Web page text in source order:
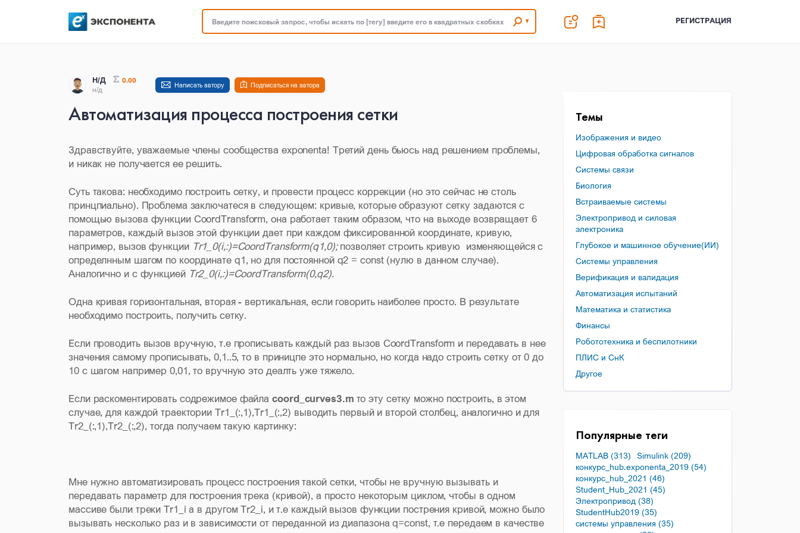
Введите поисковый запрос, чтобы искать по [тегу] введите его в квадратных скобках РЕГИСТРАЦИЯ
Н/Д
0.00
н/д
Написать автору Подписаться на автора
Автоматизация процесса построения сетки
Здравствуйте, уважаемые члены сообщества exponenta! Третий день бьюсь над решением проблемы,
и никак не получается ее решить.
Суть такова: необходимо построить сетку, и провести процесс коррекции (но это сейчас не столь
принцпиально). Проблема заключатеся в следующем: кривые, которые образуют сетку задаются с
помощью вызова функции CoordTransform, она работает таким образом, что на выходе возвращает 6
параметров, каждый вызов этой функции дает при каждом фиксированной координате, кривую,
например, вызов функции Tr1_0(i,:)=CoordTransform(q1,0);позволяет строить кривую изменяющейся с
определнным шагом по координате q1, но для постоянной q2 = const (нулю в данном случае).
Аналогично и с функцией Tr2_0(i,:)=CoordTransform(0,q2).
Одна кривая горизонтальная, вторая - вертикальная, если говорить наиболее просто. В результате
необходимо построить, получить сетку.
Если проводить вызов вручную, т.е прописывать каждый раз вызов CoordTransform и передавать в нее
значения самому прописывать, 0,1..5, то в приницпе это нормально, но когда надо строить сетку от 0 до
10 с шагом например 0,01, то вручную это деалть уже тяжело.
Если раскоментировать содрежимое файлаcoord_curves3.m то эту сетку можно построить, в этом
случае, для каждой траектории Tr1_(:,1),Tr1_(:,2) выводить первый и второй столбец, аналогично и для
Tr2_(:,1),Tr2_(:,2), тогда получаем такую картинку:
Мне нужно автоматизировать процесс построения такой сетки, чтобы не вручную вызывать и
передавать параметр для построения трека (кривой), а просто некоторым циклом, чтобы в одном
массиве были треки Tr1_i а в другом Tr2_i, и т.е каждый вызов функции пострения кривой, можно было
вызывать несколько раз и в зависимости от переданной из диапазона q=const, т.е передаем в качестве
Темы
Изображения и видео
Цифровая обработка сигналов
Системы связи
Биология
Встраиваемые системы
Электропривод и силовая
электроника
Глубокое и машинное обучение(ИИ)
Системы управления
Верификация и валидация
Автоматизация испытаний
Математика и статистика
Финансы
Робототехника и беспилотники
ПЛИС и СнК
Другое
Популярные теги
MATLAB (313)
Simulink (209)
конкурс_hub.exponenta_2019 (54)
конкурс_hub_2021 (46)
Student_Hub_2021 (45)
Электропривод (38)
StudentHub2019 (35)
системы управления (35)